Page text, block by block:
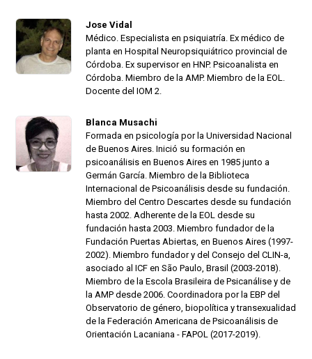
Jose Vidal
Médico. Especialista en psiquiatría. Ex médico de
planta en Hospital Neuropsiquiátrico provincial de
Córdoba. Ex supervisor en HNP. Psicoanalista en
Córdoba. Miembro de la AMP. Miembro de la EOL.
Docente del IOM 2.
Blanca Musachi
Formada en psicología por la Universidad Nacional
de Buenos Aires. Inició su formación en
psicoanálisis en Buenos Aires en 1985 junto a
Germán García. Miembro de la Biblioteca
Internacional de Psicoanálisis desde su fundación.
Miembro del Centro Descartes desde su fundación
hasta 2002. Adherente de la EOL desde su
fundación hasta 2003. Miembro fundador de la
Fundación Puertas Abiertas, en Buenos Aires (1997-
2002). Miembro fundador y del Consejo del CLIN-a,
asociado al ICF en São Paulo, Brasil (2003-2018).
Miembro de la Escola Brasileira de Psicanálise y de
la AMP desde 2006. Coordinadora por la EBP del
Observatorio de género, biopolítica y transexualidad
de la Federación Americana de Psicoanálisis de
Orientación Lacaniana - FAPOL (2017-2019).